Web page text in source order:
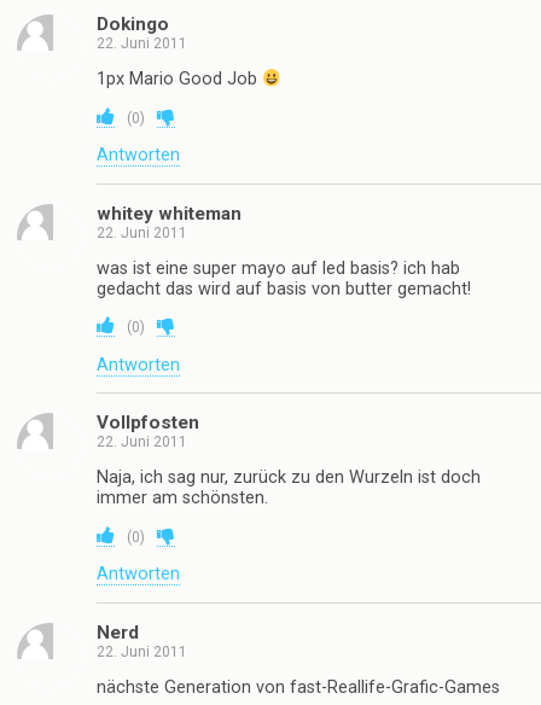
Dokingo
22. Juni 2011
1px Mario Good Job
(0)
Antworten
whitey whiteman
22. Juni 2011
was ist eine super mayo auf led basis? ich hab
gedacht das wird auf basis von butter gemacht!
(0)
Antworten
Vollpfosten
22. Juni 2011
Naja, ich sag nur, zurück zu den Wurzeln ist doch
immer am schönsten.
(0)
Antworten
Nerd
22. Juni 2011
nächste Generation von fast-Reallife-Grafic-Games